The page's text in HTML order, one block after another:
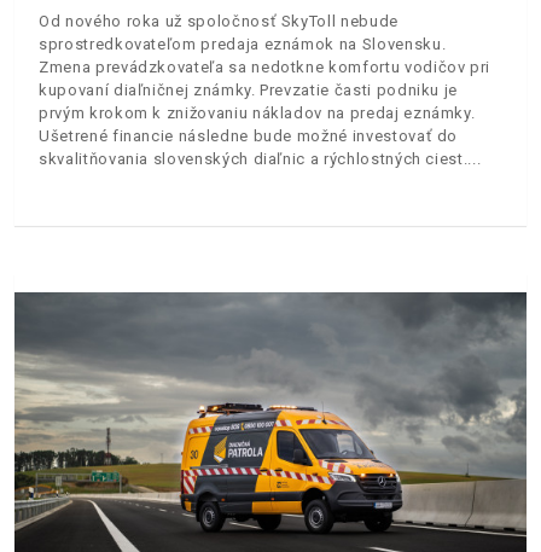
Od nového roka už spoločnosť SkyToll nebude
sprostredkovateľom predaja eznámok na Slovensku.
Zmena prevádzkovateľa sa nedotkne komfortu vodičov pri
kupovaní diaľničnej známky. Prevzatie časti podniku je
prvým krokom k znižovaniu nákladov na predaj eznámky.
Ušetrené financie následne bude možné investovať do
skvalitňovania slovenských diaľnic a rýchlostných ciest.